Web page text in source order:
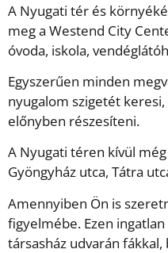
A Nyugati tér és
meg a Westend City
óvoda, iskola,
Egyszerűen minden
nyugalom szigetét
előnyben részesíteni.
A Nyugati téren kívül
Gyöngyház utca, Tátra
Amennyiben Ön is
figyelmébe. Ezen
társasház udvarán